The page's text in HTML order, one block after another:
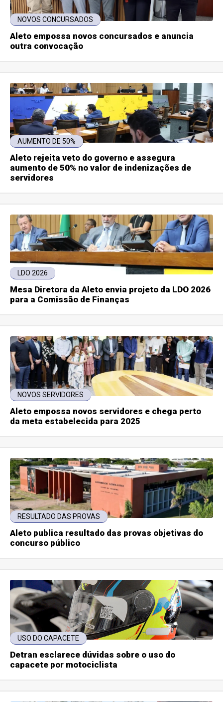
NOVOS CONCURSADOS
Aleto empossa novos concursados e anuncia
outra convocação
AUMENTO DE 50%
Aleto rejeita veto do governo e assegura
aumento de 50% no valor de indenizações de
servidores
LDO 2026
Mesa Diretora da Aleto envia projeto da LDO 2026
para a Comissão de Finanças
NOVOS SERVIDORES
Aleto empossa novos servidores e chega perto
da meta estabelecida para 2025
RESULTADO DAS PROVAS
Aleto publica resultado das provas objetivas do
concurso público
USO DO CAPACETE
Detran esclarece dúvidas sobre o uso do
capacete por motociclista